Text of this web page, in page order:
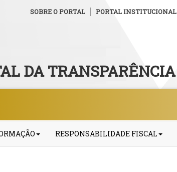
SOBRE O PORTAL PORTAL INSTITUCIONAL
DA TRANSPARÊNCIA
RESPONSABILIDADE FISCAL